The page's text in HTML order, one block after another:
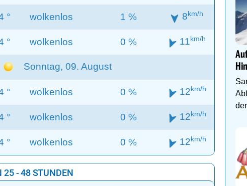
° wolkenlos 1 % 8km/h
° wolkenlos 0 % 11km/h
Sonntag, 09. August
° wolkenlos 0 % 12km/h
° wolkenlos 0 % 12km/h
° wolkenlos 0 % 12km/h
25 - 48 STUNDEN